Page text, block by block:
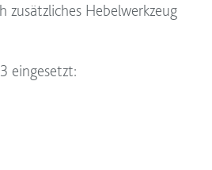
Hebelwerkzeug
eingesetzt: